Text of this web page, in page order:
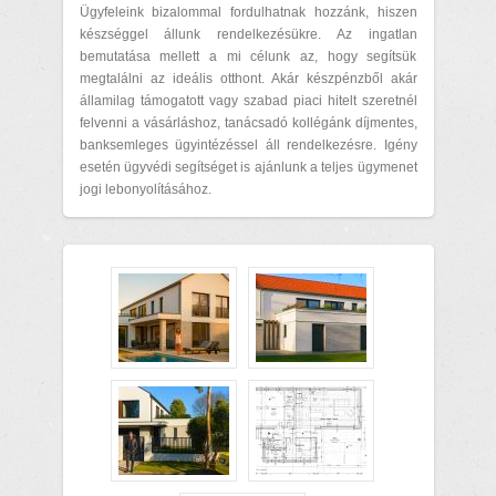
Ügyfeleink bizalommal fordulhatnak hozzánk, hiszen
készséggel állunk rendelkezésükre. Az ingatlan
bemutatása mellett a mi célunk az, hogy segítsük
megtalálni az ideális otthont. Akár készpénzből akár
államilag támogatott vagy szabad piaci hitelt szeretnél
felvenni a vásárláshoz, tanácsadó kollégánk díjmentes,
banksemleges ügyintézéssel áll rendelkezésre. Igény
esetén ügyvédi segítséget is ajánlunk a teljes ügymenet
jogi lebonyolításához.